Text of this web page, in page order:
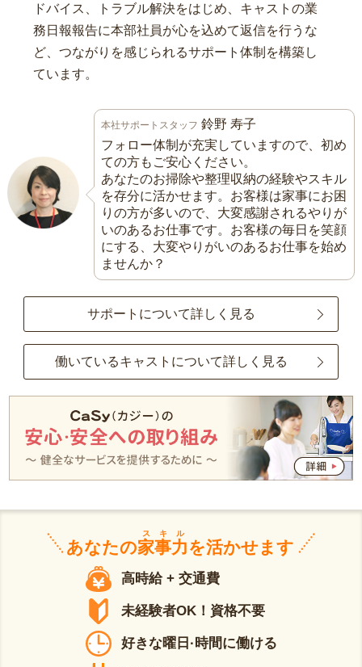
ドバイス、トラブル解決をはじめ、キャストの業
務日報報告に本部社員が心を込めて返信を行うな
ど、つながりを感じられるサポート体制を構築し
ています。
本社サポートスタッフ 鈴野 寿子
フォロー体制が充実していますので、初め
ての方もご安心ください。
あなたのお掃除や整理収納の経験やスキル
を存分に活かせます。お客様は家事にお困
りの方が多いので、大変感謝されるやりが
いのあるお仕事です。お客様の毎日を笑顔
にする、大変やりがいのあるお仕事を始め
ませんか？
サポートについて詳しく見る
働いているキャストについて詳しく見る
あなたの家事力
スキル
を活かせます
高時給 + 交通費
未経験者OK！資格不要
好きな曜日·時間に働ける